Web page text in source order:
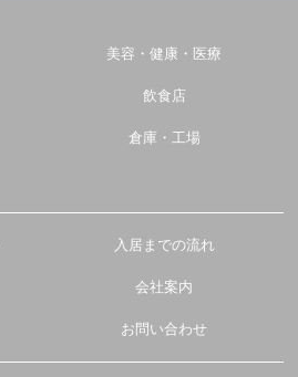
美容・健康・医療
飲食店
倉庫・工場
入居までの流れ
会社案内
お問い合わせ